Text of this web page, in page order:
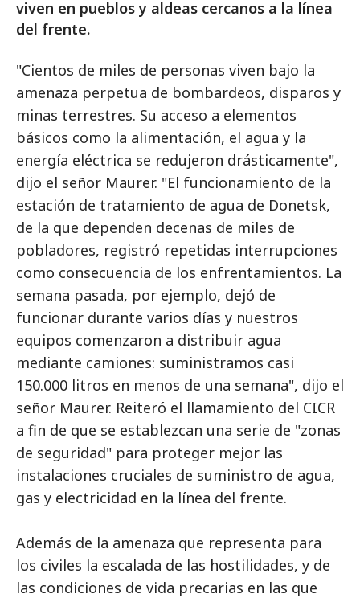
viven en pueblos y aldeas cercanos a la línea
del frente.
"Cientos de miles de personas viven bajo la
amenaza perpetua de bombardeos, disparos y
minas terrestres. Su acceso a elementos
básicos como la alimentación, el agua y la
energía eléctrica se redujeron drásticamente",
dijo el señor Maurer. "El funcionamiento de la
estación de tratamiento de agua de Donetsk,
de la que dependen decenas de miles de
pobladores, registró repetidas interrupciones
como consecuencia de los enfrentamientos. La
semana pasada, por ejemplo, dejó de
funcionar durante varios días y nuestros
equipos comenzaron a distribuir agua
mediante camiones: suministramos casi
150.000 litros en menos de una semana", dijo el
señor Maurer. Reiteró el llamamiento del CICR
a fin de que se establezcan una serie de "zonas
de seguridad" para proteger mejor las
instalaciones cruciales de suministro de agua,
gas y electricidad en la línea del frente.
Además de la amenaza que representa para
los civiles la escalada de las hostilidades, y de
las condiciones de vida precarias en las que